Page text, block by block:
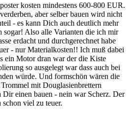
kosten mindestens 600-800 EUR.
aber selber bauen wird nicht
- es kann Dich auch deutlich mehr
sogar! Also alle Varianten die ich mir
erdacht und durchgerechnet habe
- nur Materialkosten!! Ich muß dabei
ein Motor dran war der die Kiste
so ausgelegt war dass auch bei
würde. Und formschön wären die
mit Douglasienbrettern
einen bauen - nein war Scherz. Der
viel zu teuer.